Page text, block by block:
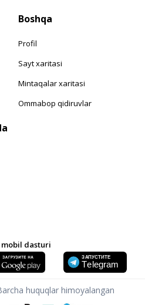
Boshqa
Profil
Sayt xaritasi
Mintaqalar xaritasi
Ommabop qidiruvlar
mobil dasturi
huquqlar himoyalangan